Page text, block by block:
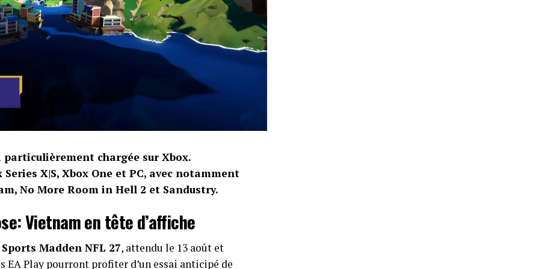
Les joueurs peuvent désormais remplacer
les règles de l’objet, relancer les valeurs
n’ont pas atteint leur maximum ou encore
est amélioré. Le système doit permettre
la progression, sans faire disparaître l’intérêt
il devient possible d’investir davantage de
revus
de base du personnage et améliore
certains ennemis d’élite ont aussi été ajustées.
et Lifesteal, introduit l’Execution avec la
de réserver de la vie plutôt que de l’énergie.
particulièrement chargée sur Xbox.
X|S, Xbox One et PC, avec notamment
No More Room in Hell 2 et Sandustry.
Vietnam en tête d’affiche
Sports Madden NFL 27, attendu le 13 août et
EA Play pourront profiter d’un essai anticipé de